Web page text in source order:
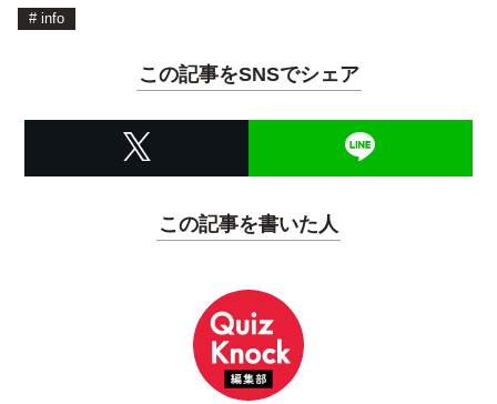
# info
この記事をSNSでシェア
この記事を書いた人